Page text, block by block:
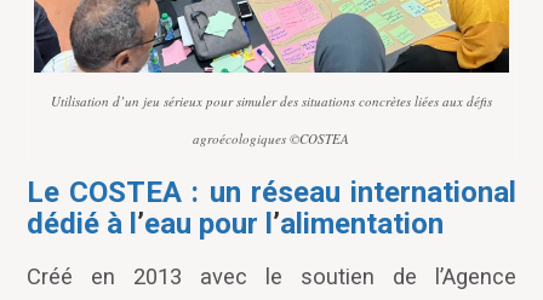
Utilisation d’un jeu sérieux pour simuler des situations concrètes liées aux défis
agroécologiques ©COSTEA
Le COSTEA : un réseau international
dédié à l’eau pour l’alimentation
Créé en 2013 avec le soutien de l ’Agence